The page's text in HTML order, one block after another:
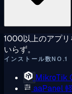
1000以上のアプリ
いらず。
インストール数NO.1
MikroTik
aaPanel